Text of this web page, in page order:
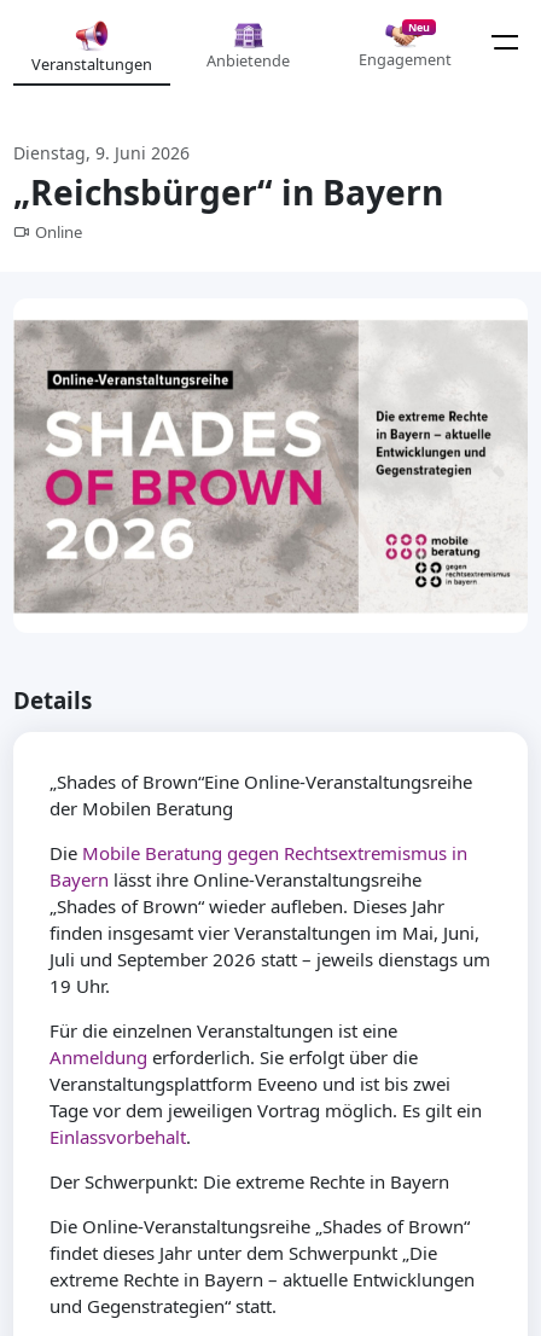
Veranstaltungen Anbietende
Neu
Engagement
Dienstag, 9. Juni 2026
„Reichsbürger“ in Bayern
Online
Details
„Shades of Brown“Eine Online-Veranstaltungsreihe
der Mobilen Beratung
Die Mobile Beratung gegen Rechtsextremismus in
Bayern lässt ihre Online-Veranstaltungsreihe
„Shades of Brown“ wieder aufleben. Dieses Jahr
finden insgesamt vier Veranstaltungen im Mai, Juni,
Juli und September 2026 statt – jeweils dienstags um
19 Uhr.
Für die einzelnen Veranstaltungen ist eine
Anmeldung erforderlich. Sie erfolgt über die
Veranstaltungsplattform Eveeno und ist bis zwei
Tage vor dem jeweiligen Vortrag möglich. Es gilt ein
Einlassvorbehalt.
Der Schwerpunkt: Die extreme Rechte in Bayern
Die Online-Veranstaltungsreihe „Shades of Brown“
findet dieses Jahr unter dem Schwerpunkt „Die
extreme Rechte in Bayern – aktuelle Entwicklungen
und Gegenstrategien“ statt.